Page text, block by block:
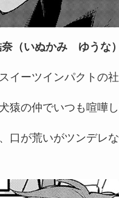
奈（いぬかみ ゆうな）
イーツインパクトの社
猿の仲でいつも喧嘩し
口が荒いがツンデレな